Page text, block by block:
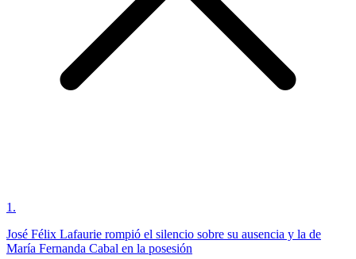
1 .
José Félix Lafaurie rompió el silencio sobre su ausencia y la de
María Fernanda Cabal en la posesión